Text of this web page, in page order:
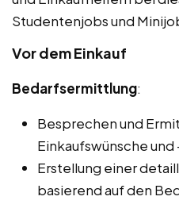
Studentenjobs und
Vor dem Einkauf
Bedarfsermittlung:
Besprechen und
Einkaufswünsche
Erstellung einer
basierend auf den